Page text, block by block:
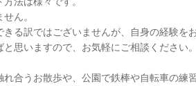
ん。
る訳ではございませんが、自身の経験を
思いますので、お気軽にご相談ください。
合うお散歩や、公園で鉄棒や自転車の練